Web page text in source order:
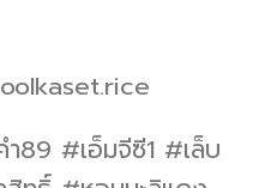
89 #เอ็มจีซี1 #เล็บ